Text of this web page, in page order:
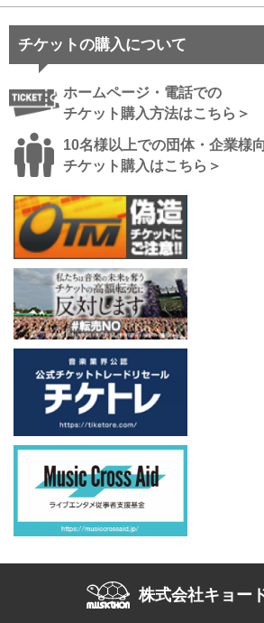
チケットの購入について
ホームページ・電話での
チケット購入方法はこちら＞
10名様以上での団体・企業様
チケット購入はこちら＞
株式会社キョー